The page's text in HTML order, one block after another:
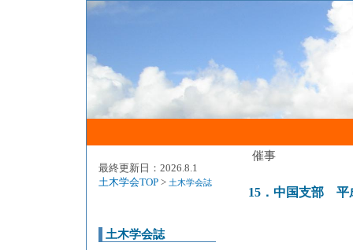
最終更新日：2026.8.1
土木学会TOP > 土木学会誌
土木学会誌
催事
15．中国支部 平